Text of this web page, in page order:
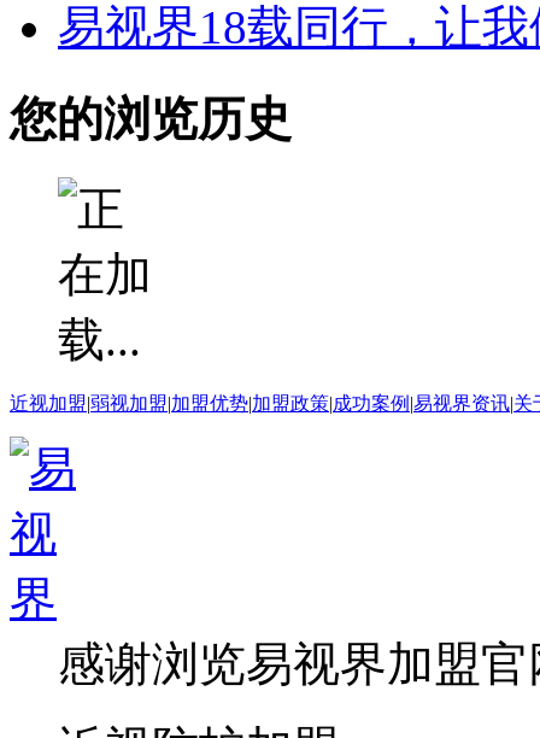
易视界18载同行，让
您的浏览历史
近视加盟|弱视加盟|加盟优势|加盟政策|成功案例 |易视界资讯|关
感谢浏览易视界加盟官